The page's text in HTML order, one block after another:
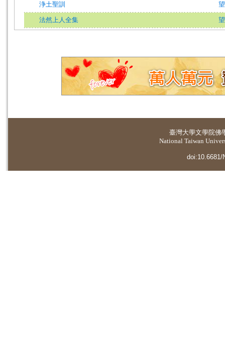
浄土聖訓
法然上人全集
臺灣大學文學院佛
National Taiwan
doi:10.6681/